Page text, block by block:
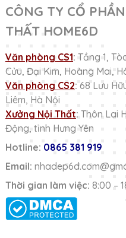
CÔNG TY CỔ
THẤT HOME6D
Văn phòng CS1: Tầng 1,
Cửu, Đại Kim, Hoàng Mai,
Văn phòng CS2: 68 Lưu
Liêm, Hà Nội
Xưởng Nội Thất: Thôn Lai
Động, tỉnh Hưng Yên
Hotline: 0865 381 919
Email:
Thời gian làm việc: 8:00 –